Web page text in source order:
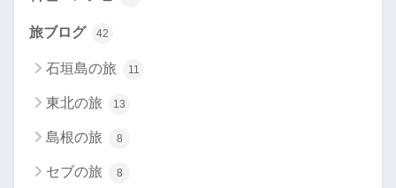
旅ブログ 42
石垣島の旅 11
東北の旅 13
島根の旅 8
セブの旅 8